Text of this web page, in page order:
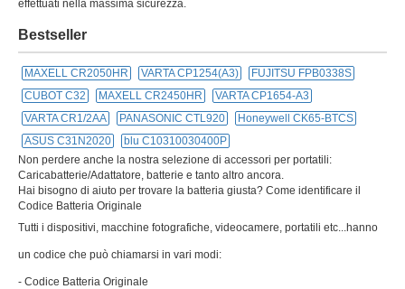
effettuati nella massima sicurezza.
Bestseller
MAXELL CR2050HR VARTA CP1254(A3)
FUJITSU FPB0338S
CUBOT C32
MAXELL CR2450HR
VARTA CP1654-A3
VARTA CR1/2AA
PANASONIC CTL920
Honeywell CK65-BTCS
ASUS C31N2020
blu C10310030400P
Non perdere anche la nostra selezione di accessori per portatili:
Caricabatterie/Adattatore, batterie e tanto altro ancora.
Hai bisogno di aiuto per trovare la batteria giusta? Come identificare il
Codice Batteria Originale
Tutti i dispositivi, macchine fotografiche, videocamere, portatili etc...hanno
un codice che può chiamarsi in vari modi:
- Codice Batteria Originale